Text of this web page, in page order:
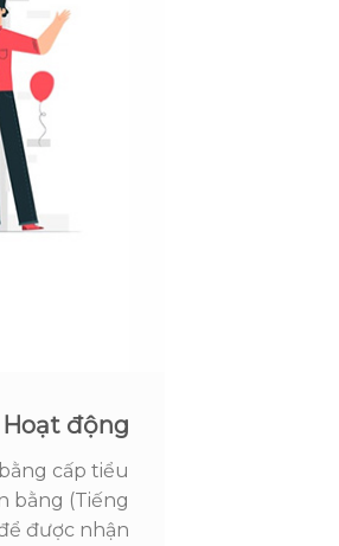
Hoạt động
cấp tiểu
bằng (Tiếng
được nhận